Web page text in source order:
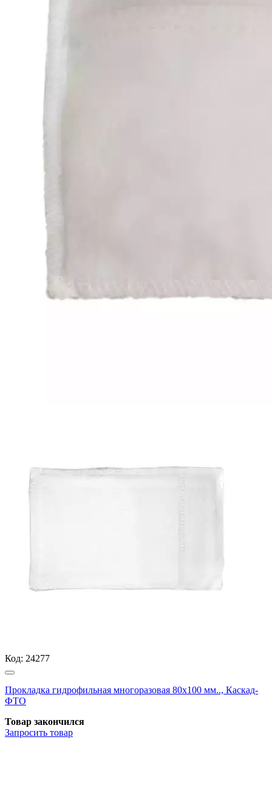
Код: 24277
Прокладка гидрофильная многоразовая 80x100 мм.., Каскад-
ФТО
Товар закончился
Запросить товар